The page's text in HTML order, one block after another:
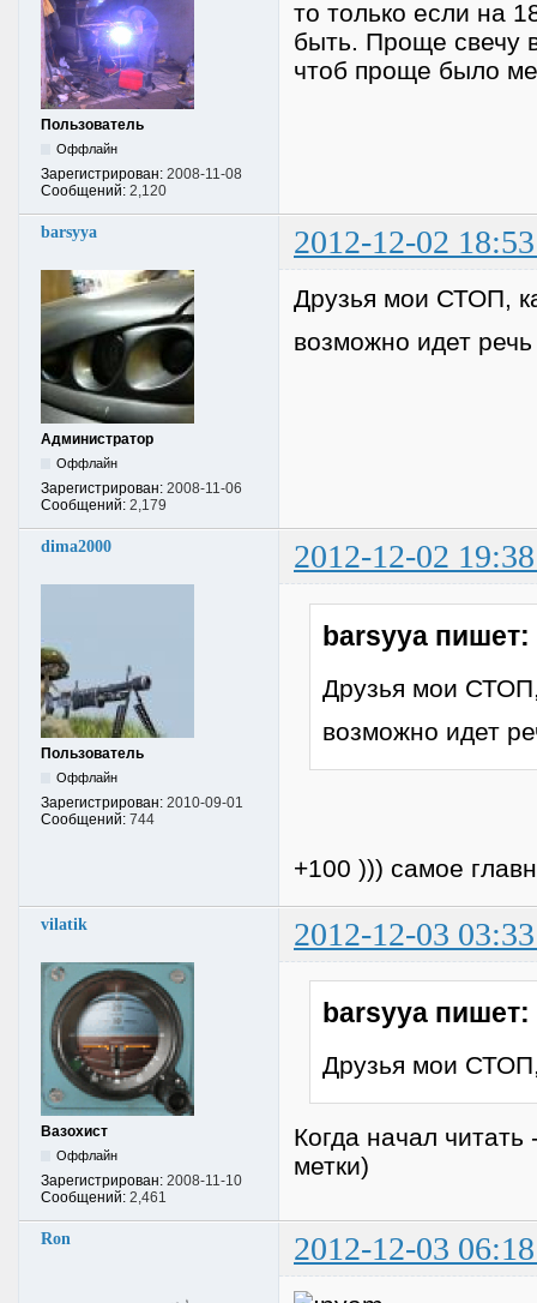
Пользователь
Оффлайн
Зарегистрирован: 2008-11-08
Сообщений: 2,120
то только если на
быть. Проще свечу
чтоб проще было
barsyya 2012-12-02
Администратор
Оффлайн
Зарегистрирован: 2008-11-06
Сообщений: 2,179
Друзья мои СТОП,
возможно идет
dima2000 2012-12-02
Пользователь
Оффлайн
Зарегистрирован: 2010-09-01
Сообщений: 744
barsyya пишет:
Друзья мои
возможно идет
+100 ))) самое
vilatik 2012-12-03
Вазохист
Оффлайн
Зарегистрирован: 2008-11-10
Сообщений: 2,461
barsyya пишет:
Друзья мои
Когда начал
метки)
Ron 2012-12-03